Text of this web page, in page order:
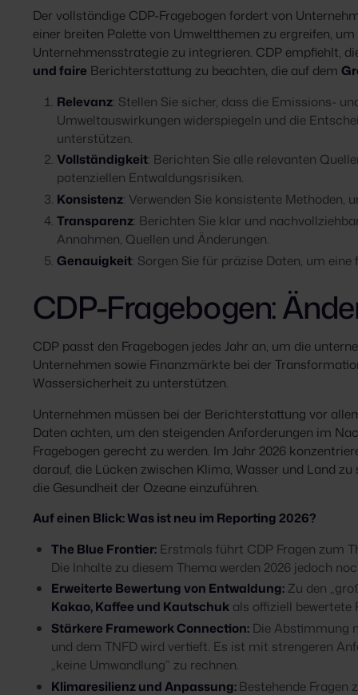
Der vollständige CDP-Fragebogen fordert von
einer breiten Palette von Umweltthemen zu ergreifen,
Unternehmensstrategie zu integrieren. CDP empfiehlt,
und faire Berichterstattung zu beachten, die auf dem
Relevanz: Stellen Sie sicher, dass die Emissions-
Umweltauswirkungen widerspiegeln und die
unterstützen.
Vollständigkeit: Berichten Sie alle relevanten
potenziellen Entwaldungsrisiken.
Konsistenz: Verwenden Sie konsistente Methoden,
Transparenz: Berichten Sie klar und
Annahmen, Quellen und Änderungen.
Genauigkeit: Sorgen Sie für präzise Daten, um
CDP-Fragebogen:
CDP passt den Fragebogen jedes Jahr an, um die
Unternehmen sowie Finanzmärkte bei der
Wassersicherheit zu unterstützen.
Unternehmen müssen bei der Berichterstattung vor
Daten achten, um den steigenden Anforderungen im
Fragebogen gerecht zu werden. Im Jahr 2026
darauf, die Lücken zwischen Klima, Wasser und Land
die Gesundheit der Ozeane einzuführen.
Auf einen Blick: Was ist neu im Reporting 2026?
The Blue Frontier:Erstmals führt CDP Fragen zum
Die Inhalte zu diesem Thema werden 2026 jedoch
Erweiterte Bewertung von Entwaldung:Zu den
Kakao, Kaffee und Kautschukals offiziell bewertete
Stärkere Framework Connection:Die Abstimmung
und dem TNFD wird vertieft. Es ist mit strengeren
„keine Umwandlung” zu rechnen.
Klimaresilienz und Anpassung:Bestehende Fragen